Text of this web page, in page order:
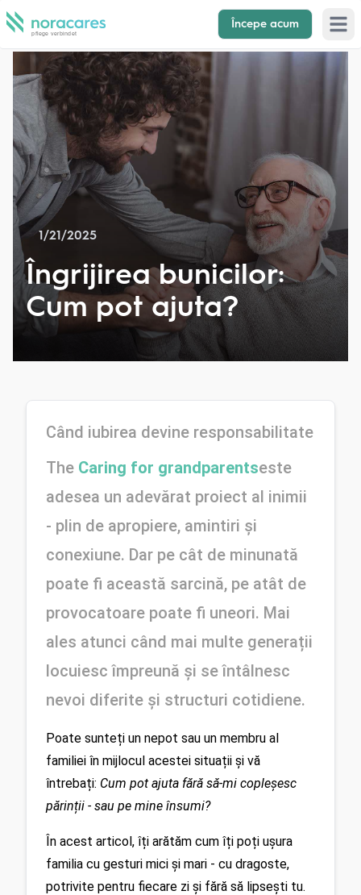
Începe acum Open
1/21/2025
Îngrijirea bunicilor:
Cum pot ajuta?
Când iubirea devine responsabilitate
The Caring for grandparentseste
adesea un adevărat proiect al inimii
- plin de apropiere, amintiri și
conexiune. Dar pe cât de minunată
poate fi această sarcină, pe atât de
provocatoare poate fi uneori. Mai
ales atunci când mai multe generații
locuiesc împreună și se întâlnesc
nevoi diferite și structuri cotidiene.
Poate sunteți un nepot sau un membru al
familiei în mijlocul acestei situații și vă
întrebați: Cum pot ajuta fără să-mi copleșesc
părinții - sau pe mine însumi?
În acest articol, îți arătăm cum îți poți ușura
familia cu gesturi mici și mari - cu dragoste,
potrivite pentru fiecare zi și fără să lipsești tu.